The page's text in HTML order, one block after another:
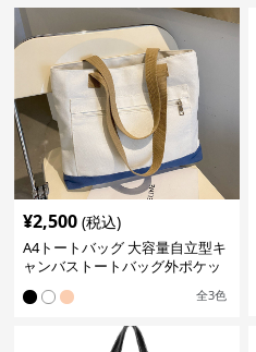
¥2,500 (税込)
A4トートバッグ 大容量自立型キ
ャンバストートバッグ外ポケッ
全3色